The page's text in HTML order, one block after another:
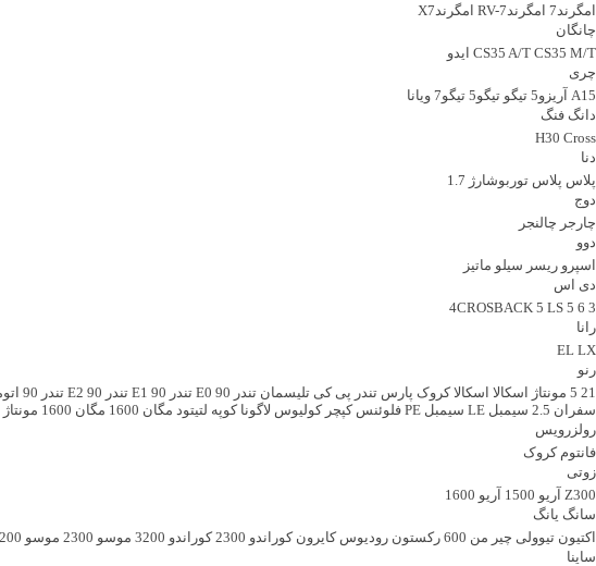
امگرند7
امگرندRV-7
امگرندX7
چانگان
CS35 A/T CS35 M/T
ایدو
چری
A15 آریزو5 تیگو تیگو5 تیگو7
ویانا
دانگ فنگ
H30 Cross
دنا
پلاس پلاس توربوشارژ 1.7
دوج
چارجر چالنجر
دوو
اسپرو ریسر سیلو ماتیز
دی اس
3
4CROSBACK 5 LS 5 6
رانا
EL LX
رنو
21 5 مونتاژ اسکالا اسکالا کروک پارس تندر پی کی تلیسمان تندر 90 E0 تندر 90 E1 تندر 90 E2 تندر 90 اتوماتیک
سفران 2.5
سیمبل LE سیمبل PE فلوئنس کپچر کولیوس لاگونا کوپه لتیتود مگان 1600 مگان 1600 مونتاژ
رولزرویس
فانتوم کروک
زوتی
Z300 آریو 1500
آریو 1600
سانگ یانگ
اکتیون تیوولی چیر من 600 رکستون رودیوس کایرون کوراندو 2300 کوراندو 3200 موسو 2300 موسو 3200
ساینا